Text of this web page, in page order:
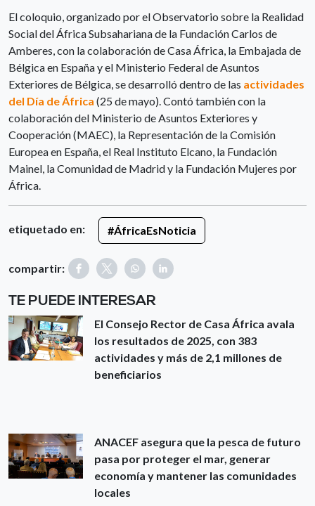
El coloquio, organizado por el Observatorio sobre la Realidad
Social del África Subsahariana de la Fundación Carlos de
Amberes, con la colaboración de Casa África, la Embajada de
Bélgica en España y el Ministerio Federal de Asuntos
Exteriores de Bélgica, se desarrolló dentro de las actividades
del Día de África (25 de mayo). Contó también con la
colaboración del Ministerio de Asuntos Exteriores y
Cooperación (MAEC), la Representación de la Comisión
Europea en España, el Real Instituto Elcano, la Fundación
Mainel, la Comunidad de Madrid y la Fundación Mujeres por
África.
etiquetado en: #ÁfricaEsNoticia
compartir:
TE PUEDE INTERESAR
El Consejo Rector de Casa África avala
los resultados de 2025, con 383
actividades y más de 2,1 millones de
beneficiarios
ANACEF asegura que la pesca de futuro
pasa por proteger el mar, generar
economía y mantener las comunidades
locales